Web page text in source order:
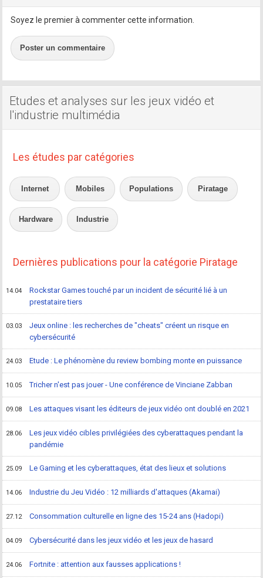
Soyez le premier à commenter cette information.
Poster un commentaire
Etudes et analyses sur les jeux vidéo et
l'industrie multimédia
Les études par catégories
Internet Mobiles Populations Piratage
Hardware Industrie
Dernières publications pour la catégorie Piratage
14.04
Rockstar Games touché par un incident de sécurité lié à un
prestataire tiers
03.03
Jeux online : les recherches de "cheats" créent un risque en
cybersécurité
24.03 Etude : Le phénomène du review bombing monte en puissance
10.05 Tricher n'est pas jouer - Une conférence de Vinciane Zabban
09.08 Les attaques visant les éditeurs de jeux vidéo ont doublé en 2021
28.06
Les jeux vidéo cibles privilégiées des cyberattaques pendant la
pandémie
25.09 Le Gaming et les cyberattaques, état des lieux et solutions
14.06 Industrie du Jeu Vidéo : 12 milliards d'attaques (Akamai)
27.12 Consommation culturelle en ligne des 15-24 ans (Hadopi)
04.09 Cybersécurité dans les jeux vidéo et les jeux de hasard
24.06 Fortnite : attention aux fausses applications !